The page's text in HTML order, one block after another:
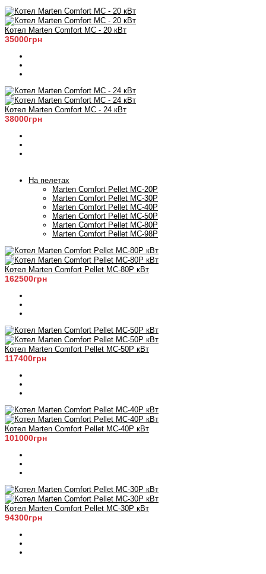
Котел Marten Comfort MC - 20 кВт
35000грн
Котел Marten Comfort MC - 24 кВт
38000грн
На пелетах
Marten Comfort Pellet MC-20P
Marten Comfort Pellet MC-30P
Marten Comfort Pellet MC-40P
Marten Comfort Pellet MC-50P
Marten Comfort Pellet MC-80P
Marten Comfort Pellet MC-98P
Котел Marten Comfort Pellet MC-80P кВт
162500грн
Котел Marten Comfort Pellet MC-50P кВт
117400грн
Котел Marten Comfort Pellet MC-40P кВт
101000грн
Котел Marten Comfort Pellet MC-30P кВт
94300грн